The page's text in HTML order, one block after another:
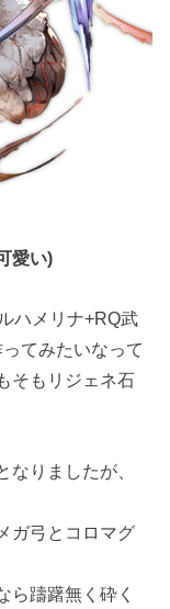
愛い)
ハメリナ+RQ武
てみたいなって
そもリジェネ石
なりましたが、
ガ弓とコロマグ
ら躊躇無く砕く